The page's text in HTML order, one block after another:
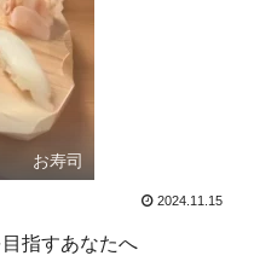
お寿司
2024.11.15
指すあなたへ